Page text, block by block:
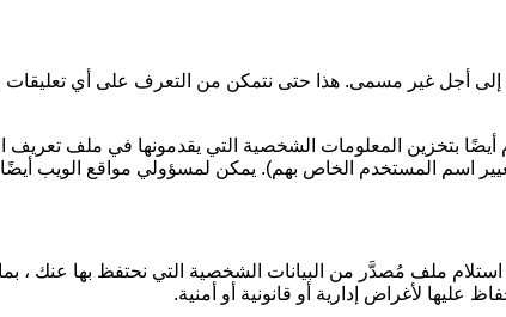
إلى أجل غير مسمى. هذا حتى نتمكن من التعرف على أي تعليقات
أيضًا بتخزين المعلومات الشخصية التي يقدمونها في ملف
اسم المستخدم الخاص بهم). يمكن لمسؤولي مواقع الويب
ملف مُصدَّر من البيانات الشخصية التي نحتفظ بها عنك ،
لأغراض إدارية أو قانونية أو أمنية.